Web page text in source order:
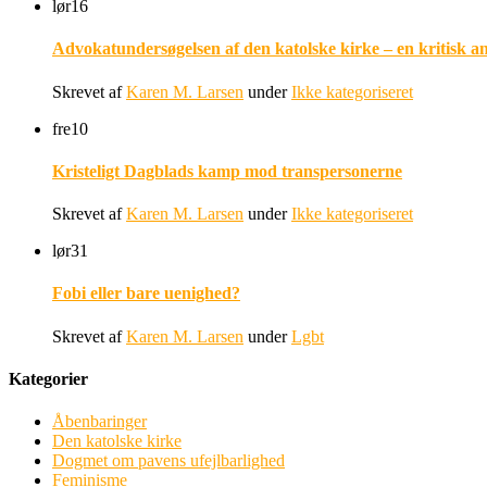
lør16
Advokatundersøgelsen af den katolske kirke – en kritisk
Skrevet afKaren M. Larsen underIkke kategoriseret
fre10
Kristeligt Dagblads kamp mod transpersonerne
Skrevet afKaren M. Larsen underIkke kategoriseret
lør31
Fobi eller bare uenighed?
Skrevet afKaren M. Larsen underLgbt
Kategorier
Åbenbaringer
Den katolske kirke
Dogmet om pavens ufejlbarlighed
Feminisme